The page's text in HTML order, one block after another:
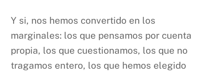
Y si, nos hemos convertido en los
marginales: los que pensamos por cuenta
propia, los que cuestionamos, los que no
tragamos entero, los que hemos elegido